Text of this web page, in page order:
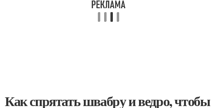
Как спрятать швабру и ведро, чтобы